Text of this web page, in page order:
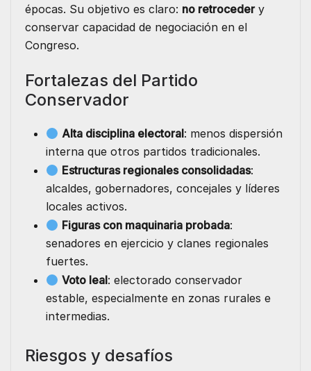
épocas. Su objetivo es claro: no retrocedery
conservar capacidad de negociación en el
Congreso.
Fortalezas del Partido
Conservador
Alta disciplina electoral: menos dispersión
interna que otros partidos tradicionales.
Estructuras regionales consolidadas:
alcaldes, gobernadores, concejales y líderes
locales activos.
Figuras con maquinaria probada:
senadores en ejercicio y clanes regionales
fuertes.
Voto leal: electorado conservador
estable, especialmente en zonas rurales e
intermedias.
Riesgos y desafíos